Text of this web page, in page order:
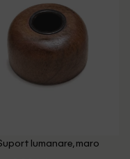
lumanare, maro